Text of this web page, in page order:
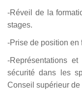
-Réveil de la
stages.
-Prise de position en
-Représentations
sécurité dans les
Conseil supérieur de